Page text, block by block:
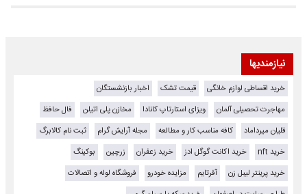
نیازمندیها
خرید اقساطی لوازم خانگی قیمت تشک
اخبار بازنشستگان
مهاجرت تحصیلی آلمان
ویزای استارتاپ کانادا مخازن پلی اتیلن
فال حافظ
قلیان میرداماد
کافه مناسب کار و مطالعه مجله آرایش گرام
ثبت نام کالابرگ
خرید nft
خرید اکانت گوگل ادز خرید زعفران زرچین
بوکینگ
خرید پرینتر لیبل زن
آفرتایم مزایده خودرو
فروشگاه لوله و اتصالات